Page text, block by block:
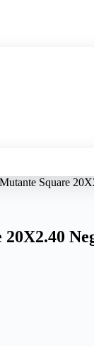
Square